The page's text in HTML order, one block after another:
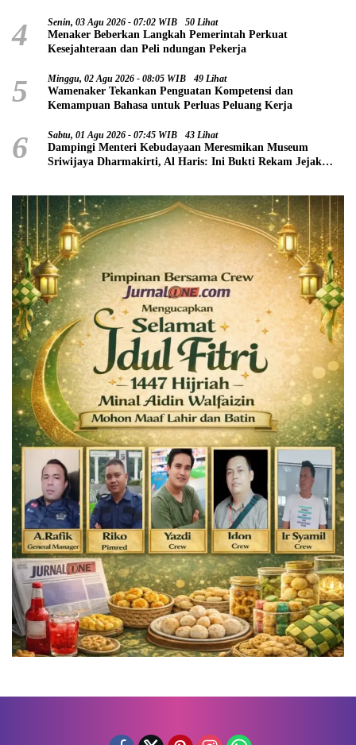
4 Senin, 03 Agu 2026 - 07:02 WIB 50 Lihat
Menaker Beberkan Langkah Pemerintah Perkuat
Kesejahteraan dan Peli ndungan Pekerja
5 Minggu, 02 Agu 2026 - 08:05 WIB 49 Lihat
Wamenaker Tekankan Penguatan Kompetensi dan
Kemampuan Bahasa untuk Perluas Peluang Kerja
6 Sabtu, 01 Agu 2026 - 07:45 WIB 43 Lihat
Dampingi Menteri Kebudayaan Meresmikan Museum
Sriwijaya Dharmakirti, Al Haris: Ini Bukti Rekam Jejak